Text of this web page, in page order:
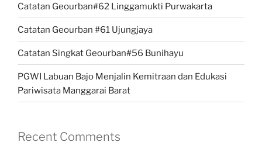
Catatan Geourban#62 Linggamukti Purwakarta
Catatan Geourban #61 Ujungjaya
Catatan Singkat Geourban#56 Bunihayu
PGWI Labuan Bajo Menjalin Kemitraan dan Edukasi
Pariwisata Manggarai Barat
Recent Comments